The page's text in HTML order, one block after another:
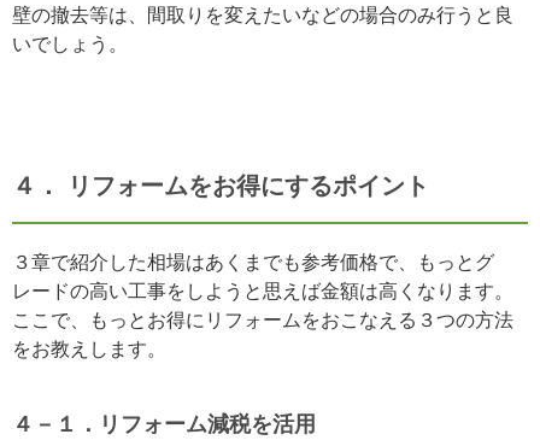
壁の撤去等は、間取りを変えたいなどの場合のみ行うと良
いでしょう。
４． リフォームをお得にするポイント
３章で紹介した相場はあくまでも参考価格で、もっとグ
レードの高い工事をしようと思えば金額は高くなります。
ここで、もっとお得にリフォームをおこなえる３つの方法
をお教えします。
４－１．リフォーム減税を活用